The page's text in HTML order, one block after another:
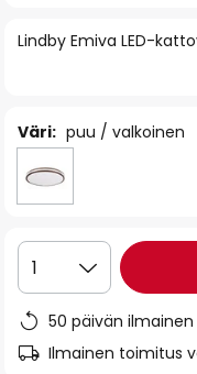
the
Lindby Emiva LED-
Väri: puu / valkoinen
1
50 päivän
Ilmainen toimitus